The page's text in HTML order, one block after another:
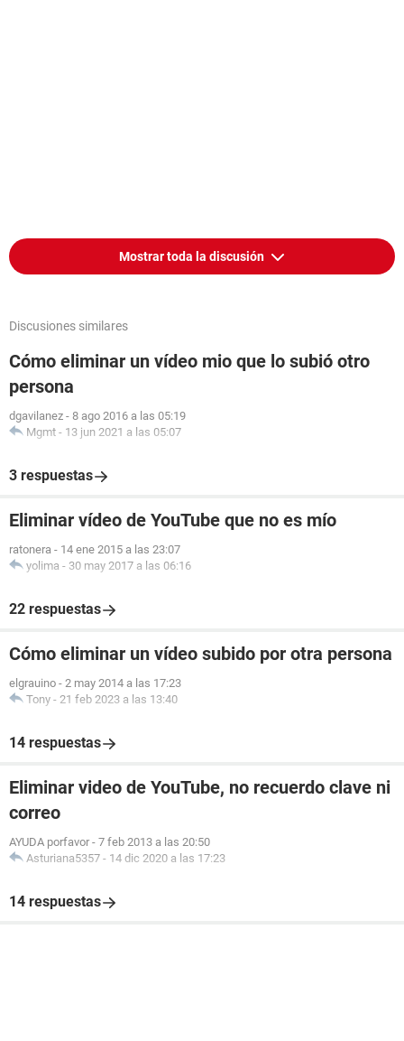
Mostrar toda la discusión
Discusiones similares
Cómo eliminar un vídeo mio que lo subió otro
persona
dgavilanez - 8 ago 2016 a las 05:19
Mgmt - 13 jun 2021 a las 05:07
3 respuestas
Eliminar vídeo de YouTube que no es mío
ratonera - 14 ene 2015 a las 23:07
yolima - 30 may 2017 a las 06:16
22 respuestas
Cómo eliminar un vídeo subido por otra persona
elgrauino - 2 may 2014 a las 17:23
Tony - 21 feb 2023 a las 13:40
14 respuestas
Eliminar video de YouTube, no recuerdo clave ni
correo
AYUDA porfavor - 7 feb 2013 a las 20:50
Asturiana5357 - 14 dic 2020 a las 17:23
14 respuestas